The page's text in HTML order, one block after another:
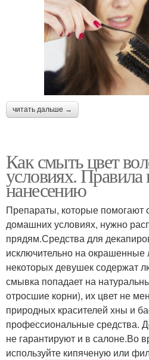
читать дальше →
Как смыть цвет
условиях. Правила
нанесению
Препараты, которые помогают
домашних условиях, нужно
прядям.Средства для
исключительно на
некоторых девушек содержат
смывка попадает на
отросшие корни), их цвет не
природных красителей хны и
профессиональные средства.
не гарантируют и в салоне.Во
используйте кипяченую или